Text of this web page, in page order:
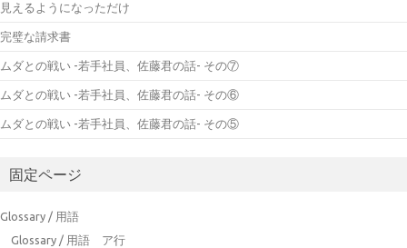
見えるようになっただけ
完璧な請求書
ムダとの戦い -若手社員、佐藤君の話- その⑦
ムダとの戦い -若手社員、佐藤君の話- その⑥
ムダとの戦い -若手社員、佐藤君の話- その⑤
固定ページ
Glossary / 用語
Glossary / 用語 ア行